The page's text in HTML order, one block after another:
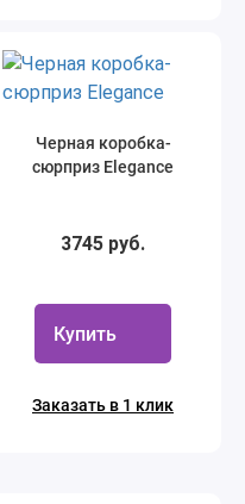
Черная коробка-
сюрприз Elegance
3745 руб.
Купить
Заказать в 1 клик